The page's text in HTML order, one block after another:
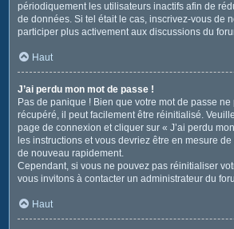
périodiquement les utilisateurs inactifs afin de
de données. Si tel était le cas, inscrivez-vous de
participer plus activement aux discussions du
Haut
J’ai perdu mon mot de passe !
Pas de panique ! Bien que votre mot de passe ne
récupéré, il peut facilement être réinitialisé.
page de connexion et cliquer sur « J’ai perdu
les instructions et vous devriez être en mesure
de nouveau rapidement.
Cependant, si vous ne pouvez pas réinitialiser
vous invitons à contacter un administrateur du
Haut